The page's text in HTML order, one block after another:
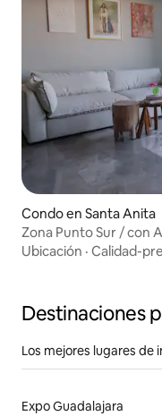
Condo en Santa Anita
Zona Punto Sur / con
Ubicación · Calidad-
Destinaciones
Los mejores lugares de
Expo Guadalajara